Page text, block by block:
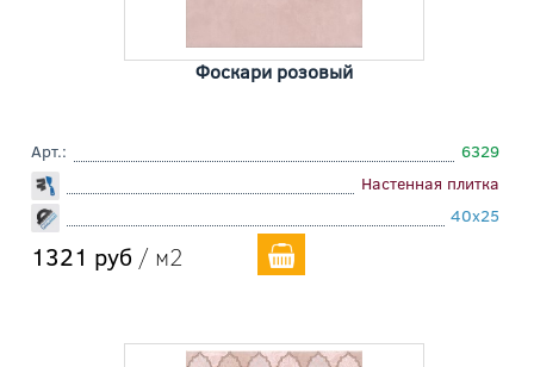
Фоскари розовый
Арт.:
6329
Настенная плитка
40x25
1321 руб / м2